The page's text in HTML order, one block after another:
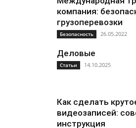
компания:
грузоперевозки
Безопасность 26.05.2022
Деловые
Статьи 14.10.2025
Как сделать
видеозаписей:
инструкция